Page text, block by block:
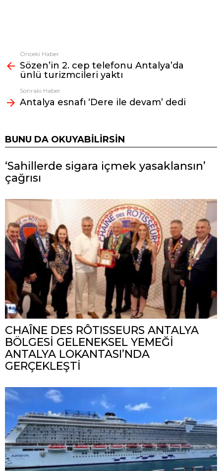
Fazlasına
bak
Önceki Haber
Sözen’in 2. cep telefonu Antalya’da
ünlü turizmcileri yaktı
Sonraki Haber
Antalya esnafı ‘Dere ile devam’ dedi
BUNU DA OKUYABILIRSIN
‘Sahillerde sigara içmek yasaklansın’
çağrısı
CHAÎNE DES RÔTISSEURS ANTALYA
BÖLGESİ GELENEKSEL YEMEĞİ
ANTALYA LOKANTASI’NDA
GERÇEKLEŞTİ